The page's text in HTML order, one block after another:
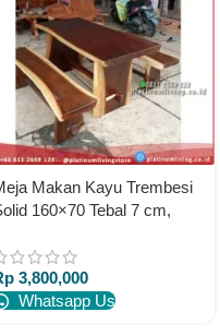
Makan Kayu Trembesi
160×70 Tebal 7 cm,
Furniture
3,800,000
Whatsapp Us